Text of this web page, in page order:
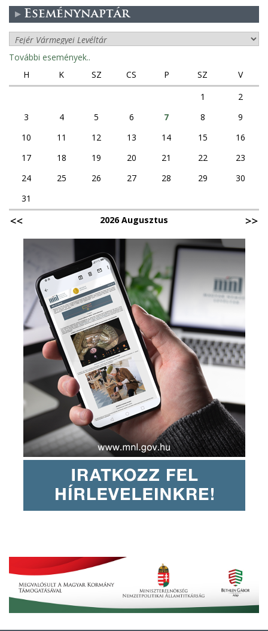
Eseménynaptár
További események..
H
K SZ CS P SZ
V
1
2
3
4 5 6 7 8
9
10
11 12 13 14 15
16
17
18 19 20 21 22
23
24
25 26 27 28 29
30
31
2026 Augusztus